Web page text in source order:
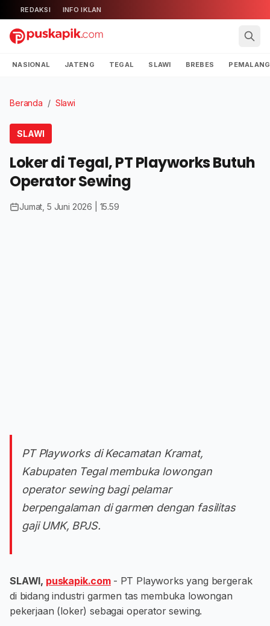
REDAKSI INFO IKLAN
NASIONAL JATENG TEGAL SLAWI BREBES PEMALANG
Beranda / Slawi
SLAWI
Loker di Tegal, PT Playworks Butuh
Operator Sewing
Jumat, 5 Juni 2026 | 15.59
PT Playworks di Kecamatan Kramat,
Kabupaten Tegal membuka lowongan
operator sewing bagi pelamar
berpengalaman di garmen dengan fasilitas
gaji UMK, BPJS.
SLAWI, puskapik.com - PT Playworks yang bergerak
di bidang industri garmen tas membuka lowongan
pekerjaan (loker) sebagai operator sewing.